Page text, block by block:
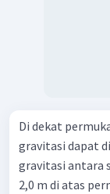
Di dekat
gravitasi dapat
gravitasi antara
2,0 m di atas